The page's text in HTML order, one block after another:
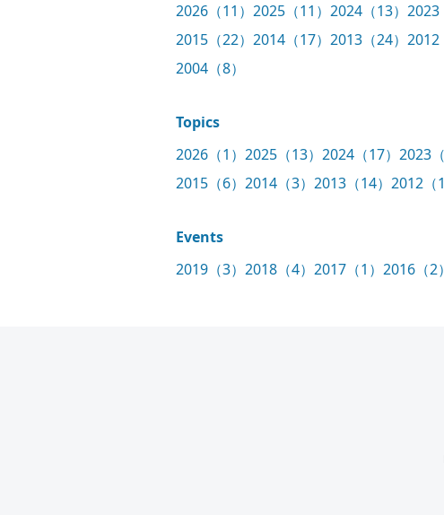
2026（11） 2025（11） 2024（13） 2023
2015（22） 2014（17） 2013（24） 2012
2004（8）
Topics
2026（1） 2025（13） 2024（17） 2023（
2015（6） 2014（3） 2013（14） 2012（
Events
2019（3） 2018（4） 2017（1） 2016（2）